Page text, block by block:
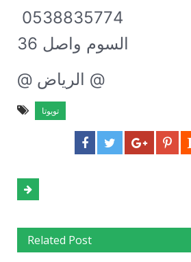
السوم واصل 36
@ الرياض @
تويوتا
Related Post